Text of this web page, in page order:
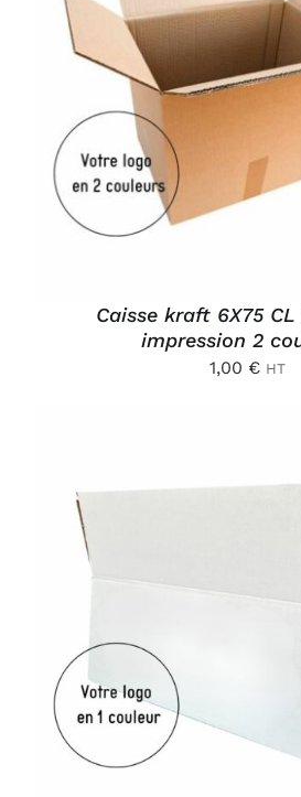
AJOUTER AU
DÉTAILS
Caisse kraft 6X75
impression 2
1,00 € HT